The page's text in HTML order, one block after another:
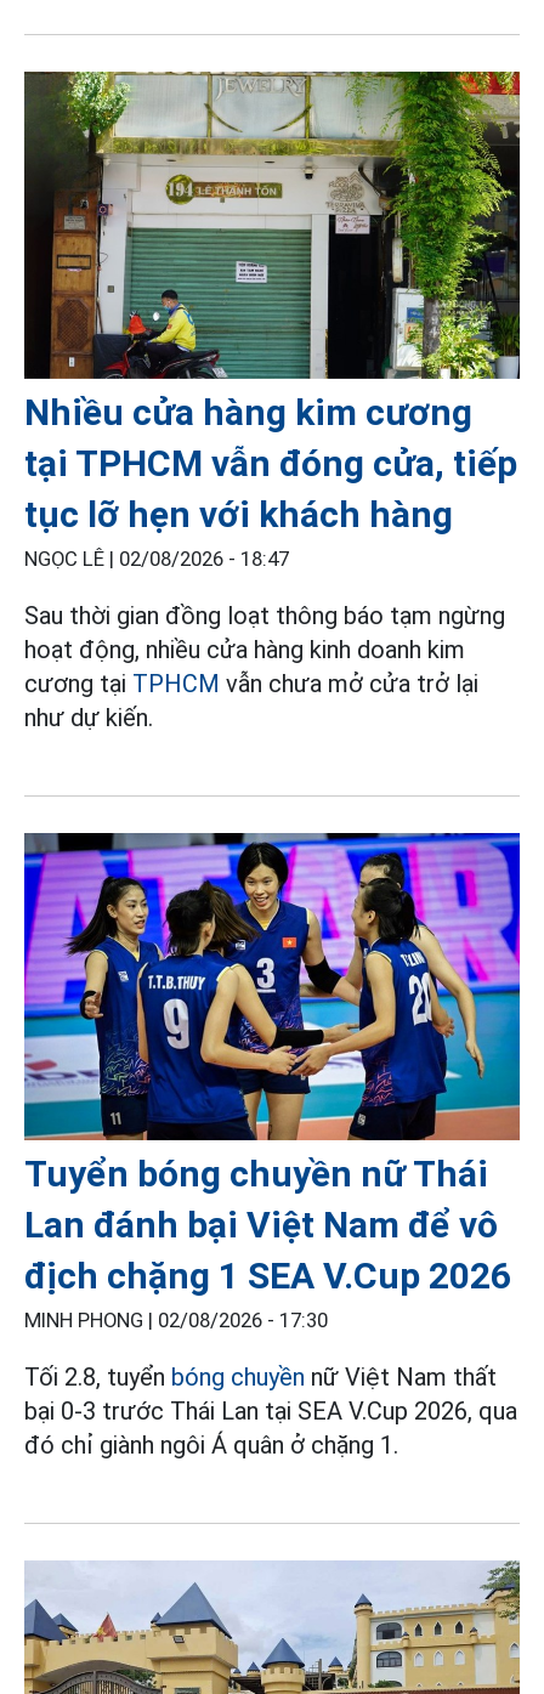
Nhiều cửa hàng kim cương
tại TPHCM vẫn đóng cửa, tiếp
tục lỡ hẹn với khách hàng
NGỌC LÊ | 02/08/2026 - 18:47
Sau thời gian đồng loạt thông báo tạm ngừng
hoạt động, nhiều cửa hàng kinh doanh kim
cương tại TPHCM vẫn chưa mở cửa trở lại
như dự kiến.
Tuyển bóng chuyền nữ Thái
Lan đánh bại Việt Nam để vô
địch chặng 1 SEA V.Cup 2026
MINH PHONG | 02/08/2026 - 17:30
Tối 2.8, tuyển bóng chuyền nữ Việt Nam thất
bại 0-3 trước Thái Lan tại SEA V.Cup 2026, qua
đó chỉ giành ngôi Á quân ở chặng 1.